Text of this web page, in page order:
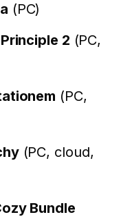
(PC)
2 (PC,
(PC,
(PC, cloud,
Bundle